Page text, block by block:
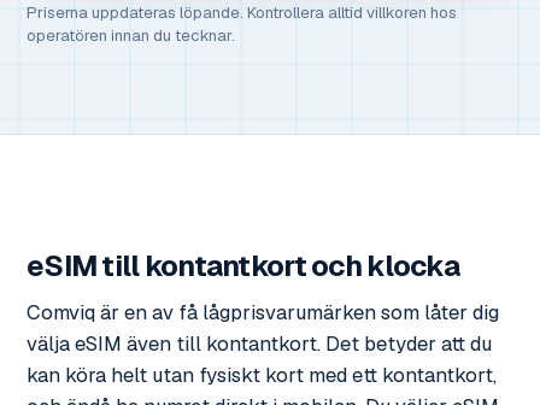
Priserna uppdateras löpande. Kontrollera alltid villkoren hos
operatören innan du tecknar.
eSIM till kontantkort och klocka
Comviq är en av få lågprisvarumärken som låter dig
välja eSIM även till kontantkort. Det betyder att du
kan köra helt utan fysiskt kort med ett kontantkort,